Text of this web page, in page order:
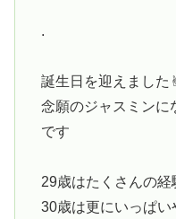
.
誕生日を迎えました✌︎
念願のジャスミンに
です
29歳はたくさんの
30歳は更にいっぱい